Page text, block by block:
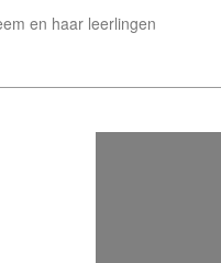
en haar leerlingen